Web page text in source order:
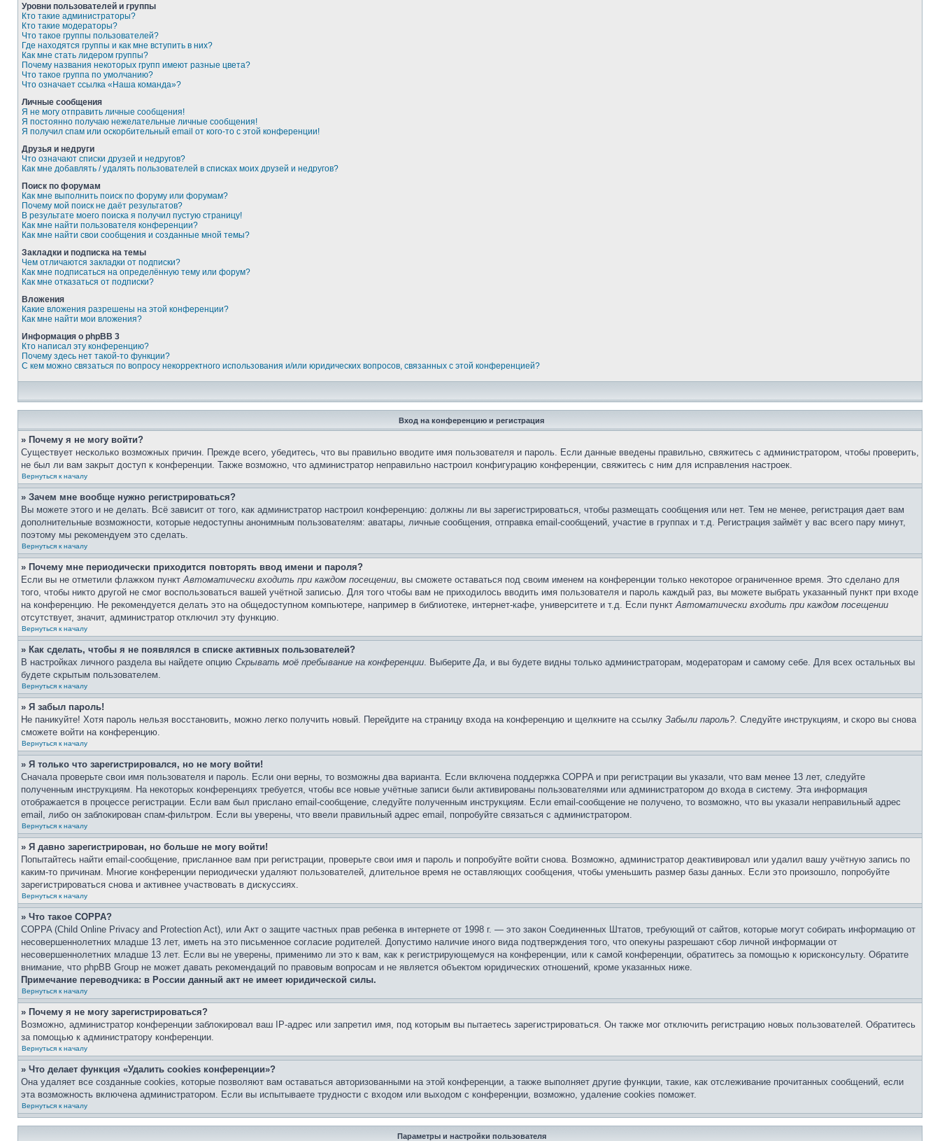
Уровни пользователей и группы
Кто такие администраторы?
Кто такие модераторы?
Что такое группы пользователей?
Где находятся группы и как мне вступить в них?
Как мне стать лидером группы?
Почему названия некоторых групп имеют разные цвета?
Что такое группа по умолчанию?
Что означает ссылка «Наша команда»?
Личные сообщения
Я не могу отправить личные сообщения!
Я постоянно получаю нежелательные личные сообщения!
Я получил спам или оскорбительный email от кого-то с этой конференции!
Друзья и недруги
Что означают списки друзей и недругов?
Как мне добавлять / удалять пользователей в списках моих друзей и недругов?
Поиск по форумам
Как мне выполнить поиск по форуму или форумам?
Почему мой поиск не даёт результатов?
В результате моего поиска я получил пустую страницу!
Как мне найти пользователя конференции?
Как мне найти свои сообщения и созданные мной темы?
Закладки и подписка на темы
Чем отличаются закладки от подписки?
Как мне подписаться на определённую тему или форум?
Как мне отказаться от подписки?
Вложения
Какие вложения разрешены на этой конференции?
Как мне найти мои вложения?
Информация о phpBB 3
Кто написал эту конференцию?
Почему здесь нет такой-то функции?
С кем можно связаться по вопросу некорректного использования и/или юридических вопросов, связанных с этой конференцией?
Вход на конференцию и регистрация
» Почему я не могу войти?
Существует несколько возможных причин. Прежде всего, убедитесь, что вы правильно вводите имя пользователя и пароль. Если данные введены правильно, свяжитесь с администратором, чтобы проверить,
не был ли вам закрыт доступ к конференции. Также возможно, что администратор неправильно настроил конфигурацию конференции, свяжитесь с ним для исправления настроек.
Вернуться к началу
» Зачем мне вообще нужно регистрироваться?
Вы можете этого и не делать. Всё зависит от того, как администратор настроил конференцию: должны ли вы зарегистрироваться, чтобы размещать сообщения или нет. Тем не менее, регистрация дает вам
дополнительные возможности, которые недоступны анонимным пользователям: аватары, личные сообщения, отправка email-сообщений, участие в группах и т.д. Регистрация займёт у вас всего пару минут,
поэтому мы рекомендуем это сделать.
Вернуться к началу
» Почему мне периодически приходится повторять ввод имени и пароля?
Если вы не отметили флажком пунктАвтоматически входить при каждом посещении, вы сможете оставаться под своим именем на конференции только некоторое ограниченное время. Это сделано для
того, чтобы никто другой не смог воспользоваться вашей учётной записью. Для того чтобы вам не приходилось вводить имя пользователя и пароль каждый раз, вы можете выбрать указанный пункт при входе
на конференцию. Не рекомендуется делать это на общедоступном компьютере, например в библиотеке, интернет-кафе, университете и т.д. Если пунктАвтоматически входить при каждом посещении
отсутствует, значит, администратор отключил эту функцию.
Вернуться к началу
» Как сделать, чтобы я не появлялся в списке активных пользователей?
В настройках личного раздела вы найдете опцию Скрывать моё пребывание на конференции. ВыберитеДа, и вы будете видны только администраторам, модераторам и самому себе. Для всех остальных вы
будете скрытым пользователем.
Вернуться к началу
» Я забыл пароль!
Не паникуйте! Хотя пароль нельзя восстановить, можно легко получить новый. Перейдите на страницу входа на конференцию и щелкните на ссылку Забыли пароль?. Следуйте инструкциям, и скоро вы снова
сможете войти на конференцию.
Вернуться к началу
» Я только что зарегистрировался, но не могу войти!
Сначала проверьте свои имя пользователя и пароль. Если они верны, то возможны два варианта. Если включена поддержка COPPA и при регистрации вы указали, что вам менее 13 лет, следуйте
полученным инструкциям. На некоторых конференциях требуется, чтобы все новые учётные записи были активированы пользователями или администратором до входа в систему. Эта информация
отображается в процессе регистрации. Если вам был прислано email-сообщение, следуйте полученным инструкциям. Если email-сообщение не получено, то возможно, что вы указали неправильный адрес
email, либо он заблокирован спам-фильтром. Если вы уверены, что ввели правильный адрес email, попробуйте связаться с администратором.
Вернуться к началу
» Я давно зарегистрирован, но больше не могу войти!
Попытайтесь найти email-сообщение, присланное вам при регистрации, проверьте свои имя и пароль и попробуйте войти снова. Возможно, администратор деактивировал или удалил вашу учётную запись по
каким-то причинам. Многие конференции периодически удаляют пользователей, длительное время не оставляющих сообщения, чтобы уменьшить размер базы данных. Если это произошло, попробуйте
зарегистрироваться снова и активнее участвовать в дискуссиях.
Вернуться к началу
» Что такое COPPA?
COPPA (Child Online Privacy and Protection Act), или Акт о защите частных прав ребенка в интернете от 1998 г. — это закон Соединенных Штатов, требующий от сайтов, которые могут собирать информацию от
несовершеннолетних младше 13 лет, иметь на это письменное согласие родителей. Допустимо наличие иного вида подтверждения того, что опекуны разрешают сбор личной информации от
несовершеннолетних младше 13 лет. Если вы не уверены, применимо ли это к вам, как к регистрирующемуся на конференции, или к самой конференции, обратитесь за помощью к юрисконсульту. Обратите
внимание, что phpBB Group не может давать рекомендаций по правовым вопросам и не является объектом юридических отношений, кроме указанных ниже.
Примечание переводчика: в России данный акт не имеет юридической силы.
Вернуться к началу
» Почему я не могу зарегистрироваться?
Возможно, администратор конференции заблокировал ваш IP-адрес или запретил имя, под которым вы пытаетесь зарегистрироваться. Он также мог отключить регистрацию новых пользователей. Обратитесь
за помощью к администратору конференции.
Вернуться к началу
» Что делает функция «Удалить cookies конференции»?
Она удаляет все созданные cookies, которые позволяют вам оставаться авторизованными на этой конференции, а также выполняет другие функции, такие, как отслеживание прочитанных сообщений, если
эта возможность включена администратором. Если вы испытываете трудности с входом или выходом с конференции, возможно, удаление cookies поможет.
Вернуться к началу
Параметры и настройки пользователя